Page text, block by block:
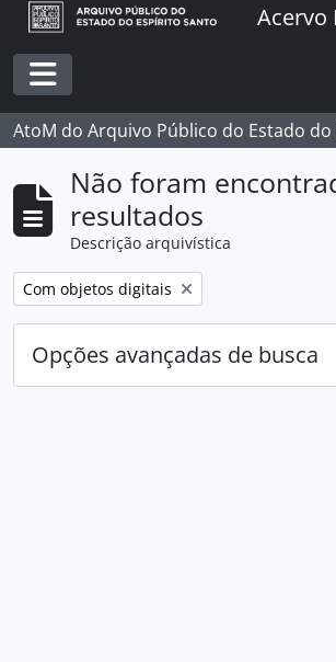
Acervo
Toggle navigation
AtoM do Arquivo Público do Estado
Não foram
resultados
Descrição arquivística
Remover filtro:
Com objetos digitais
Opções avançadas de busca